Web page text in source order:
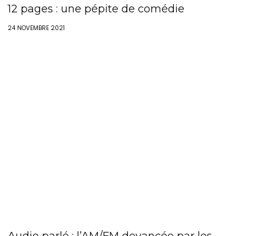
12 pages : une pépite de comédie
24 NOVEMBRE 2021